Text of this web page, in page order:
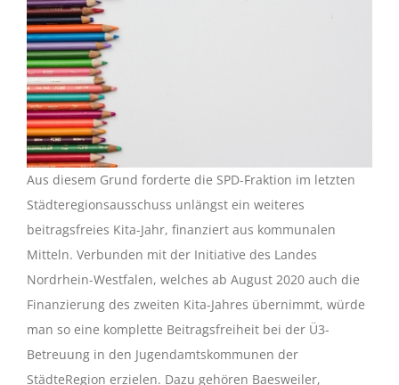
Aus diesem Grund forderte die SPD-Fraktion im letzten
Städteregionsausschuss unlängst ein weiteres
beitragsfreies Kita-Jahr, finanziert aus kommunalen
Mitteln. Verbunden mit der Initiative des Landes
Nordrhein-Westfalen, welches ab August 2020 auch die
Finanzierung des zweiten Kita-Jahres übernimmt, würde
man so eine komplette Beitragsfreiheit bei der Ü3-
Betreuung in den Jugendamtskommunen der
StädteRegion erzielen. Dazu gehören Baesweiler,